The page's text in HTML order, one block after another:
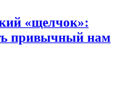
«щелчок»:
привычный нам